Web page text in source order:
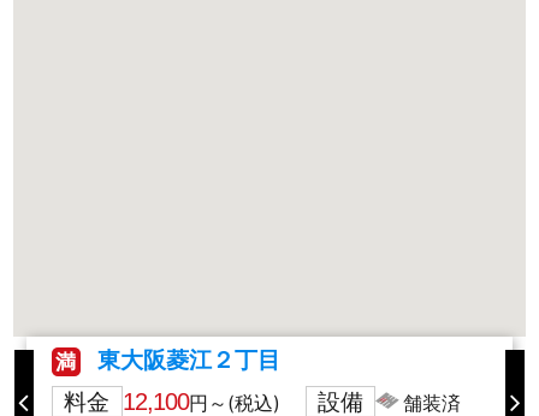
満 東大阪菱江２丁目
料金 12,100円～(税込) 設備 舗装済